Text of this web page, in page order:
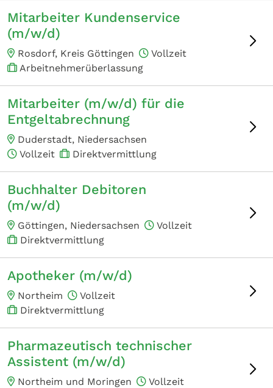
Mitarbeiter Kundenservice
(m/w/d)
Rosdorf, Kreis Göttingen
Vollzeit
Arbeitnehmerüberlassung
Mitarbeiter (m/w/d) für die
Entgeltabrechnung
Duderstadt, Niedersachsen
Vollzeit
Direktvermittlung
Buchhalter Debitoren
(m/w/d)
Göttingen, Niedersachsen
Vollzeit
Direktvermittlung
Apotheker (m/w/d)
Northeim
Vollzeit
Direktvermittlung
Pharmazeutisch technischer
Assistent (m/w/d)
Northeim und Moringen
Vollzeit